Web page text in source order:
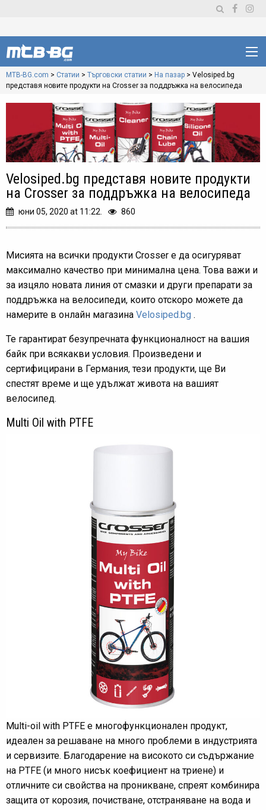
MTB-BG.com > Статии > Търговски статии > На пазар > Velosiped.bg
представя новите продукти на Crosser за поддръжка на велосипеда
Velosiped.bg представя новите продукти
на Crosser за поддръжка на велосипеда
юни 05, 2020 at 11:22. 860
Мисията на всички продукти Crosser е да осигуряват
максимално качество при минимална цена. Това важи и
за изцяло новата линия от смазки и други препарати за
поддръжка на велосипеди, които отскоро можете да
намерите в онлайн магазина Velosiped.bg .
Те гарантират безупречната функционалност на вашия
байк при всякакви условия. Произведени и
сертифицирани в Германия, тези продукти, ще Ви
спестят време и ще удължат живота на вашият
велосипед.
Multi Oil with PTFE
Multi-oil with PTFE е многофункционален продукт,
идеален за решаване на много проблеми в индустрията
и сервизите. Благодарение на високото си съдържание
на PTFE (и много нисък коефициент на триене) и
отличните си свойства на проникване, спреят комбинира
защита от корозия, почистване, отстраняване на вода и